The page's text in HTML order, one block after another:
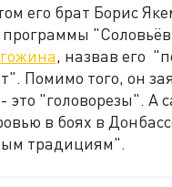
его брат Борис
программы
, назвав его
Помимо того, он
это "головорезы". А
в боях в
традициям".